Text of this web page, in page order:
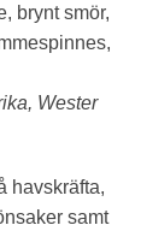
brynt smör,
Wester
havskräfta,
samt